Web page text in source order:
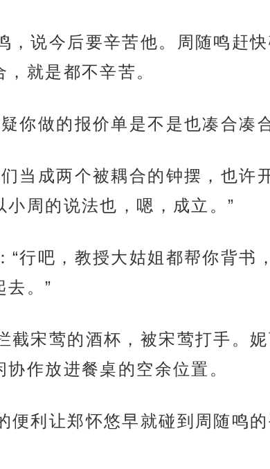
说今后要辛苦他。周随鸣赶
就是都不辛苦。
你做的报价单是不是也凑合凑
当成两个被耦合的钟摆，也许
周的说法也，嗯，成立。”
行吧，教授大姑姐都帮你背书
。”
宋莺的酒杯，被宋莺打手。
作放进餐桌的空余位置。
利让郑怀悠早就碰到周随鸣